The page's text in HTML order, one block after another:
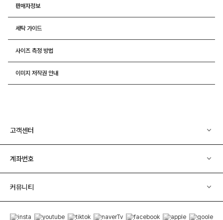
판매자정보
세탁 가이드
사이즈 측정 방법
이미지 저작권 안내
고객센터
계좌번호
커뮤니티